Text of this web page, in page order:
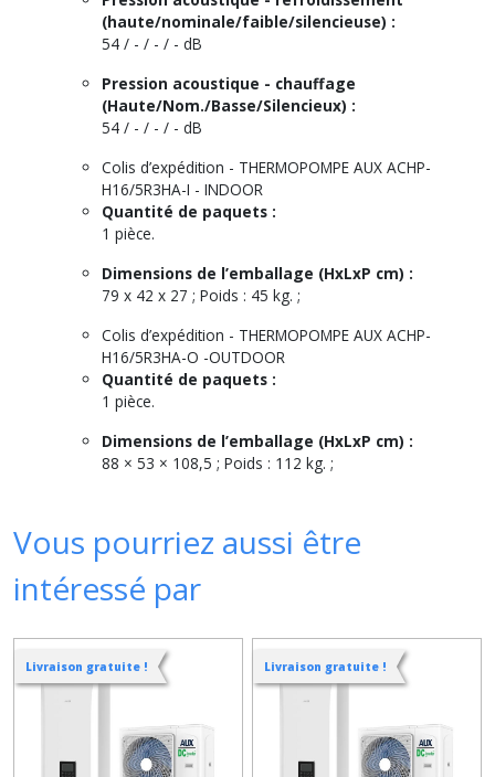
(haute/nominale/faible/silencieuse) :
54 / - / - / - dB
Pression acoustique - chauffage
(Haute/Nom./Basse/Silencieux) :
54 / - / - / - dB
Colis d’expédition - THERMOPOMPE AUX ACHP-
H16/5R3HA-I - INDOOR
Quantité de paquets :
1 pièce.
Dimensions de l’emballage (HxLxP cm) :
79 x 42 x 27 ; Poids : 45 kg. ;
Colis d’expédition - THERMOPOMPE AUX ACHP-
H16/5R3HA-O -OUTDOOR
Quantité de paquets :
1 pièce.
Dimensions de l’emballage (HxLxP cm) :
88 × 53 × 108,5 ; Poids : 112 kg. ;
Vous pourriez aussi être
intéressé par
Livraison gratuite ! Livraison gratuite !